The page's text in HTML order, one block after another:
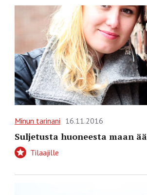
Minun tarinani 16.11.2016
Suljetusta huoneesta maan
Tilaajille